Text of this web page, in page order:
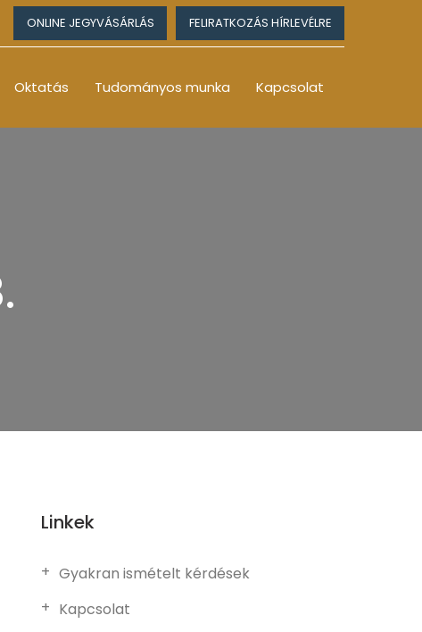
ONLINE JEGYVÁSÁRLÁS FELIRATKOZÁS HÍRLEVÉLRE
Oktatás Tudományos munka Kapcsolat
Linkek
Gyakran ismételt kérdések
Kapcsolat